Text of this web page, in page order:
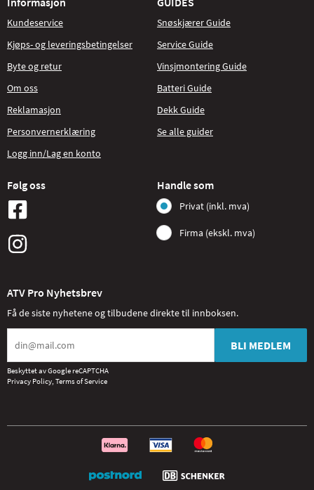
Kundeservice
Kjøps- og leveringsbetingelser
Byte og retur
Om oss
Reklamasjon
Personvernerklæring
Logg inn/Lag en konto
Snøskjærer Guide
Service Guide
Vinsjmontering Guide
Batteri Guide
Dekk Guide
Se alle guider
Følg oss Handle som
Privat (inkl. mva)
Firma (ekskl. mva)
ATV Pro Nyhetsbrev
Få de siste nyhetene og tilbudene direkte til innboksen.
BLI MEDLEM
Beskyttet av Google reCAPTCHA
Privacy Policy, Terms of Service